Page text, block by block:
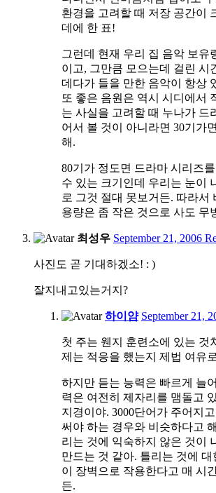
환경을 고려할 때 저장 공간이
데에 한 표!
그런데 현재 우리 집 음악 보유
이고, 그만큼 모으는데 걸린 시
데다가 들을 만한 음악이 항상
또 좋은 음원은 역시 시디에서
는 사실을 고려할 때 누나가 드
어서 볼 것이 아니라면 30기가
해.
80기가 정도면 드라마 시리즈
수 있는 크기인데 우리는 눈이
로 그것 절대 못보거든. 따라서
용량은 좀 작은 것으로 사도 무
최성우 September 21, 2006
사진도 곧 기대하겠소! : )
잘지내고있는거지?
하이얌 September 21,
첫 주는 웬지 훈련소에 있는 것
제는 적응을 했는지 제법 여유
하지만 듣는 능력은 빠르게 늘
력은 여전히 제자리를 맴돌고
지경이야. 3000단어가 주어지
써야 하는 경우와 비슷하다고
리는 것에 익숙하지 않은 것이
만드는 것 같아. 틀리는 것에
이 장벽으로 작용한다고 매 시
든.